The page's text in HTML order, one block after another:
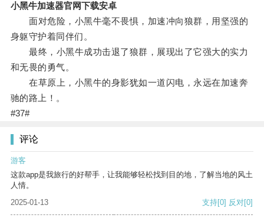
小黑牛加速器官网下载安卓
面对危险，小黑牛毫不畏惧，加速冲向狼群，用坚强的
身躯守护着同伴们。
最终，小黑牛成功击退了狼群，展现出了它强大的实力
和无畏的勇气。
在草原上，小黑牛的身影犹如一道闪电，永远在加速奔
驰的路上！。
#37#
评论
游客
这款app是我旅行的好帮手，让我能够轻松找到目的地，了解当地的风土
人情。
2025-01-13
支持[0] 反对[0]